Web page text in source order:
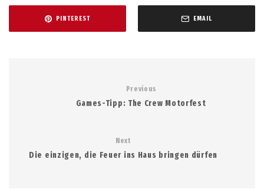
PINTEREST EMAIL
Previous
Games-Tipp: The Crew Motorfest
Next
Die einzigen, die Feuer ins Haus bringen dürfen